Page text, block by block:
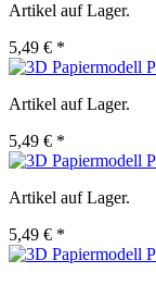
Artikel auf Lager.
5,49 € *
Artikel auf Lager.
5,49 € *
Artikel auf Lager.
5,49 € *